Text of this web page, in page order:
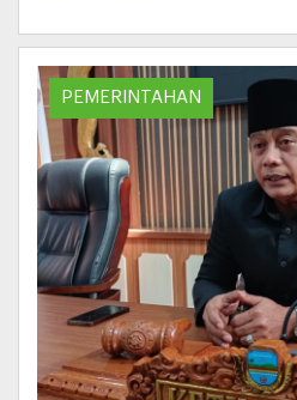
PEMERINTAHAN